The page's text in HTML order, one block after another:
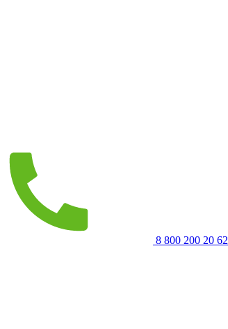
8 800 200 20 62